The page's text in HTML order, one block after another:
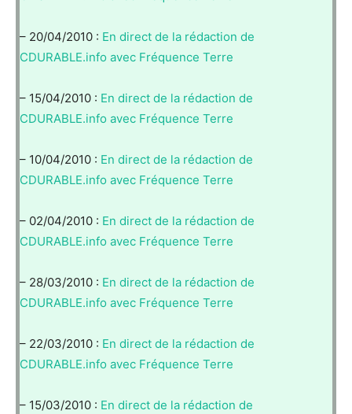
– 20/04/2010 : En direct de la rédaction de
CDURABLE.info avec Fréquence Terre
– 15/04/2010 : En direct de la rédaction de
CDURABLE.info avec Fréquence Terre
– 10/04/2010 : En direct de la rédaction de
CDURABLE.info avec Fréquence Terre
– 02/04/2010 : En direct de la rédaction de
CDURABLE.info avec Fréquence Terre
– 28/03/2010 : En direct de la rédaction de
CDURABLE.info avec Fréquence Terre
– 22/03/2010 : En direct de la rédaction de
CDURABLE.info avec Fréquence Terre
– 15/03/2010 : En direct de la rédaction de